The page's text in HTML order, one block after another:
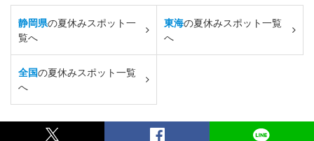
静岡県の夏休みスポット一
覧へ
東海の夏休みスポット一覧
へ
全国の夏休みスポット一覧
へ